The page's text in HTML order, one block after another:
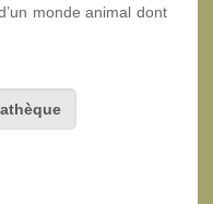
monde animal dont